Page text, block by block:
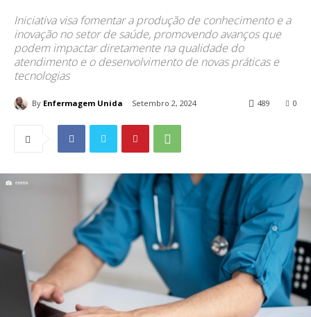
Iniciativa visa fomentar a produção de conhecimento e a
inovação no setor de saúde, promovendo avanços que
podem impactar diretamente na qualidade do
atendimento e o desenvolvimento de novas práticas e
tecnologias
By Enfermagem Unida Setembro 2, 2024 0
489